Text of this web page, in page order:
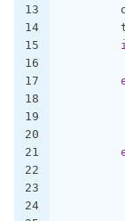
13
14
15
16
17
18
19
20
21
22
23
24